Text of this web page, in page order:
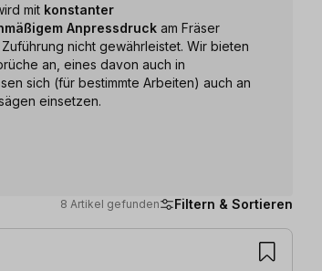
mit konstanter
Anpressdruck am Fräser
nicht gewährleistet. Wir bieten
an, eines davon auch in
sich (für bestimmte Arbeiten) auch an
einsetzen.
8 Artikel gefunden Filtern & Sortieren